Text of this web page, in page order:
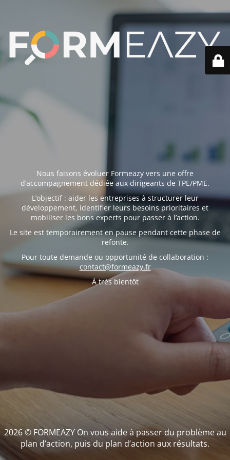
Nous faisons évoluer Formeazy vers une offre
d’accompagnement dédiée aux dirigeants de TPE/PME.
L’objectif : aider les entreprises à structurer leur
développement, identifier leurs besoins prioritaires et
mobiliser les bons experts pour passer à l’action.
Le site est temporairement en pause pendant cette phase de
refonte.
Pour toute demande ou opportunité de collaboration :
contact@formeazy.fr
À très bientôt
2026 © FORMEAZY On vous aide à passer du problème au
plan d’action, puis du plan d’action aux résultats.